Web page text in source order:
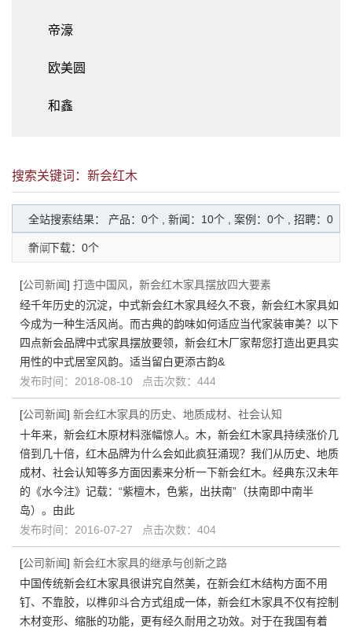
帝濠
欧美圆
和鑫
搜索关键词：新会红木
全站搜索结果： 产品：0个 , 新闻：10个 , 案例：0个 , 招聘：0
个 , 下载：0个
新闻
[公司新闻] 打造中国风，新会红木家具摆放四大要素
经千年历史的沉淀，中式新会红木家具经久不衰，新会红木家具如
今成为一种生活风尚。而古典的韵味如何适应当代家装审美？以下
四点新会品牌中式家具摆放要领，新会红木厂家帮您打造出更具实
用性的中式居室风韵。适当留白更添古韵&
发布时间：2018-08-10 点击次数：444
[公司新闻] 新会红木家具的历史、地质成材、社会认知
十年来，新会红木原材料涨幅惊人。木，新会红木家具持续涨价几
倍到几十倍，红木品牌为什么会如此疯狂涌现？我们从历史、地质
成材、社会认知等多方面因素来分析一下新会红木。经典东汉未年
的《水今注》记载：“紫檀木，色紫，出扶南”（扶南即中南半
岛）。由此
发布时间：2016-07-27 点击次数：404
[公司新闻] 新会红木家具的继承与创新之路
中国传统新会红木家具很讲究自然美，在新会红木结构方面不用
钉、不靠胶，以榫卯斗合方式组成一体，新会红木家具不仅有控制
木材变形、缩胀的功能，更有经久耐用之功效。对于在我国有着